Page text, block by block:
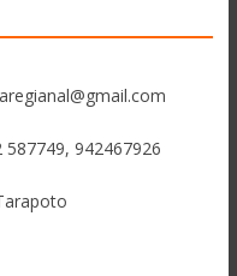
587749, 942467926